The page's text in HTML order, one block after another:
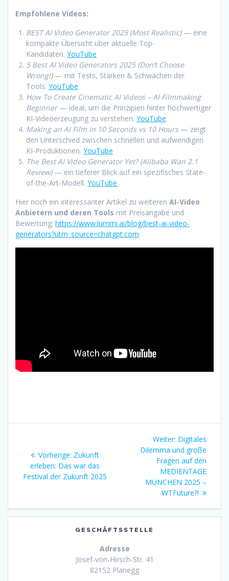
Empfohlene Videos:
BEST AI Video Generator 2025 (Most Realistic)— eine
kompakte Übersicht über aktuelle Top-
Kandidaten. YouTube
5 Best AI Video Generators 2025 (Don’t Choose
Wrong!)— mit Tests, Stärken & Schwächen der
Tools. YouTube
How To Create Cinematic AI Videos – AI Filmmaking
Beginner— ideal, um die Prinzipien hinter hochwertiger
KI-Videoerzeugung zu verstehen. YouTube
Making an AI Film in 10 Seconds vs 10 Hours— zeigt
den Unterschied zwischen schnellen und aufwendigen
KI-Produktionen. YouTube
The Best AI Video Generator Yet? (Alibaba Wan 2.1
Review)— ein tieferer Blick auf ein spezifisches State-
of-the-Art-Modell. YouTube
Hier noch ein interessanter Artikel zu weiteren AI-Video
Anbietern und deren Tools mit Preisangabe und
Bewertung: https://www.lummi.ai/blog/best-ai-video-
generators?utm_source=chatgpt.com
Beitragsnavigation
Vorherige: Vorheriger
Beitrag:
Zukunft
erleben: Das war das
Festival der Zukunft 2025
Weiter: Nächster
Beitrag:
Digitales
Dilemma und große
Fragen auf den
MEDIENTAGE
MÜNCHEN 2025 –
WTFuture?!
GESCHÄFTSSTELLE
Adresse
Josef-von-Hirsch-Str. 41
82152 Planegg